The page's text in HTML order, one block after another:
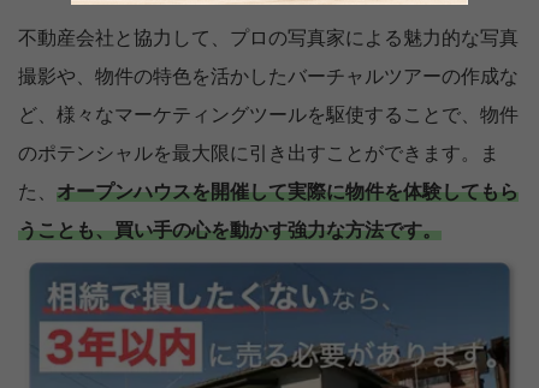
不動産会社と協力して、プロの写真家による魅力的な写真
撮影や、物件の特色を活かしたバーチャルツアーの作成な
ど、様々なマーケティングツールを駆使することで、物件
のポテンシャルを最大限に引き出すことができます。ま
た、 オープンハウスを開催して実際に物件を体験してもら
うことも、買い手の心を動かす強力な方法です。